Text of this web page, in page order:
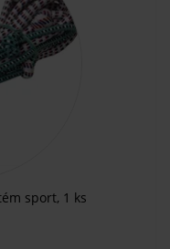
sport, 1 ks